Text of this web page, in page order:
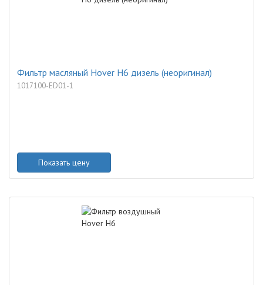
Фильтр масляный Hover H6 дизель (неоригинал)
1017100-ED01-1
Показать цену